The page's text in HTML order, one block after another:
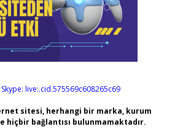
Skype: live:.cid.575569c608265c69
sitesi, herhangi bir marka, kurum
hiçbir bağlantısı bulunmamaktadır.